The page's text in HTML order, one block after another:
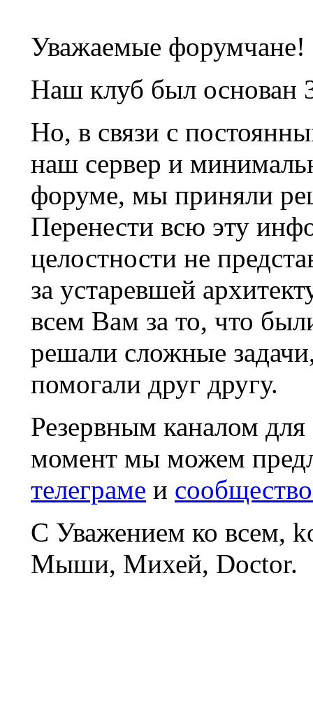
Уважаемые форумчане!
Наш клуб был основан
Но, в связи с
наш сервер и
форуме, мы приняли
Перенести всю эту
целостности не
за устаревшей
всем Вам за то, что
решали сложные
помогали друг другу.
Резервным каналом
момент мы можем
телеграме и
С Уважением ко всем,
Мыши, Михей, Doctor.